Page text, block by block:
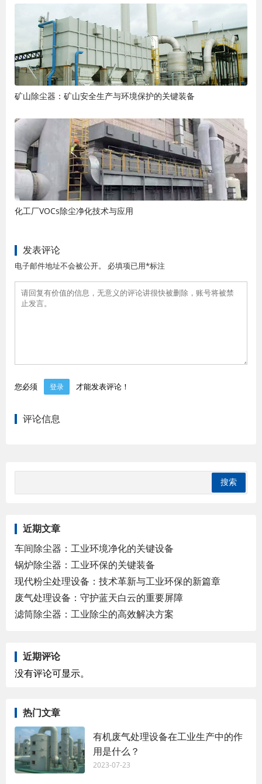
矿山除尘器：矿山安全生产与环境保护的关键装备
化工厂VOCs除尘净化技术与应用
发表评论
电子邮件地址不会被公开。 必填项已用*标注
您必须 登录 才能发表评论！
评论信息
近期文章
车间除尘器：工业环境净化的关键设备
锅炉除尘器：工业环保的关键装备
现代粉尘处理设备：技术革新与工业环保的新篇章
废气处理设备：守护蓝天白云的重要屏障
滤筒除尘器：工业除尘的高效解决方案
近期评论
没有评论可显示。
热门文章
有机废气处理设备在工业生产中的作
用是什么？
2023-07-23